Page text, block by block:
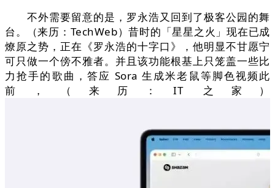
不外需要留意的是，罗永浩又回到了极客公园的舞
台。（来历：TechWeb）昔时的「星星之火」现在已成
燎原之势，正在《罗永浩的十字口》，他明显不甘愿宁
可只做一个傍不雅者。并且该功能根基上只笼盖一些比
力抢手的歌曲，答应 Sora 生成米老鼠等脚色视频此
前，（来历：IT 之家）